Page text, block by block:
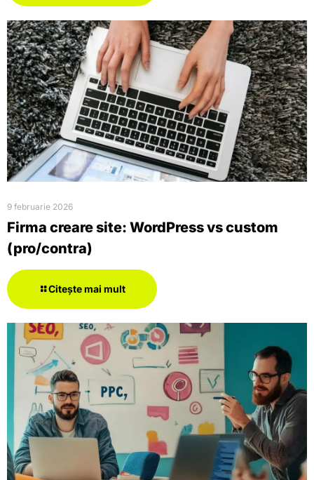
9 februarie 2026
Firma creare site: WordPress vs custom
(pro/contra)
Citește mai mult